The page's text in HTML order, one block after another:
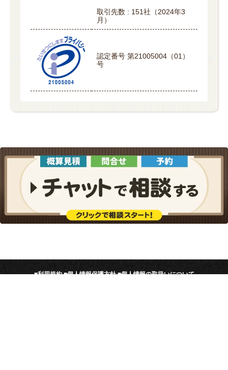
取引先数 : 151社（2024年3
月）
認定番号 第21005004（01）
号
■利用規約■個人情報保護方針■個人情報の取扱いについて